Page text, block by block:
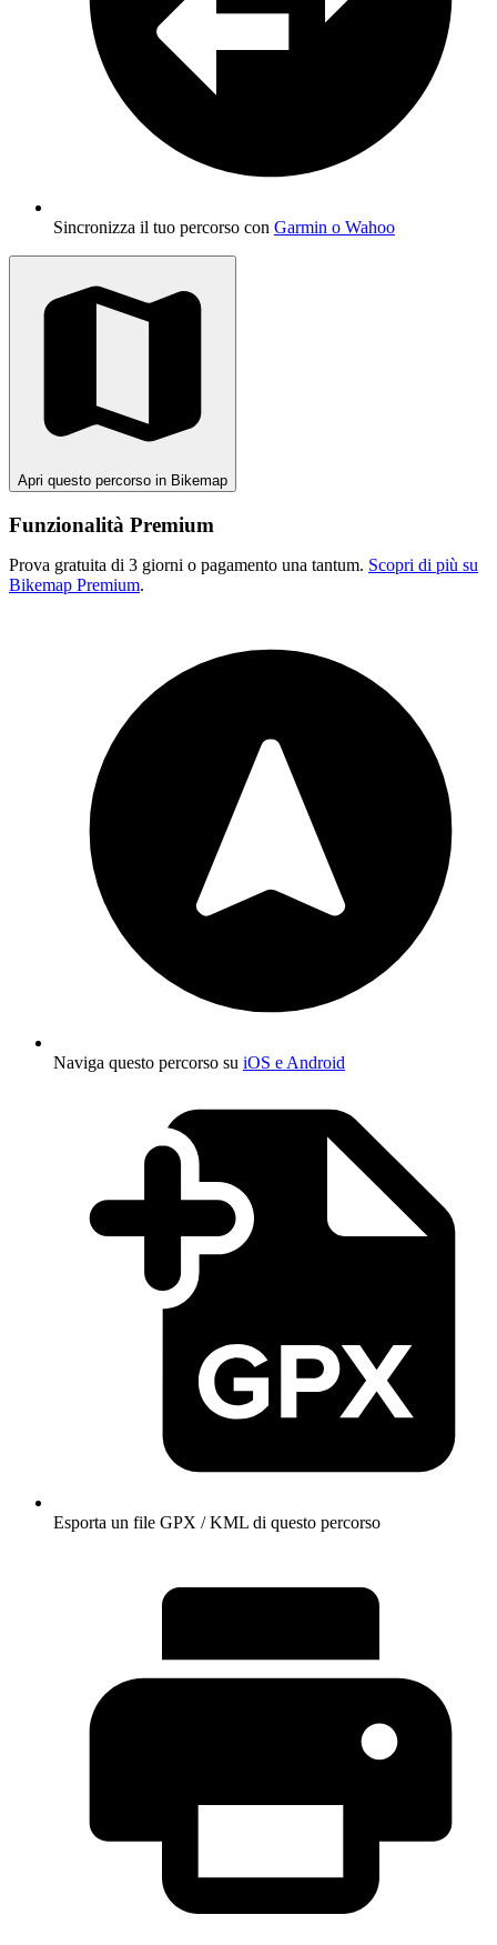
Sincronizza il tuo percorso con Garmin o Wahoo
Apri questo percorso in Bikemap
Funzionalità Premium
Prova gratuita di 3 giorni o pagamento una tantum. Scopri di più su
Bikemap Premium.
Naviga questo percorso su iOS e Android
Esporta un file GPX / KML di questo percorso